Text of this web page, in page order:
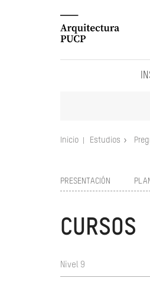
Inicio Estudios
PRESENTACIÓN
CURSOS
Nivel 9